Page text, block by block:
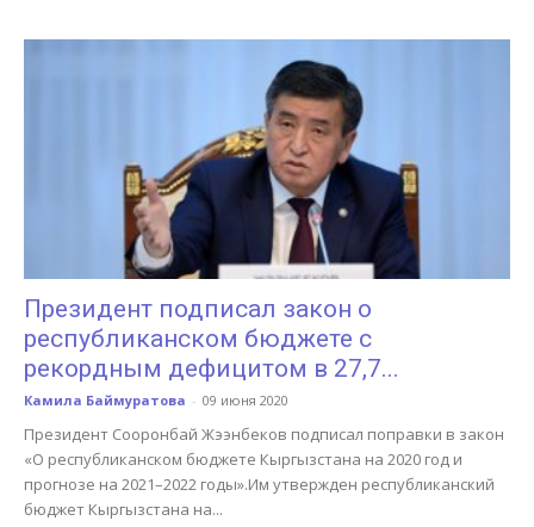
Президент подписал закон о
республиканском бюджете с
рекордным дефицитом в 27,7...
Камила Баймуратова - 09 июня 2020
Президент Сооронбай Жээнбеков подписал поправки в закон
«О республиканском бюджете Кыргызстана на 2020 год и
прогнозе на 2021–2022 годы».Им утвержден республиканский
бюджет Кыргызстана на...